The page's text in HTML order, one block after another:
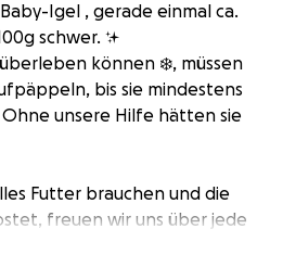
Igel , gerade einmal ca.
schwer. ✨
können ❄️, müssen
bis sie mindestens
unsere Hilfe hätten sie
Futter brauchen und die
freuen wir uns über jede